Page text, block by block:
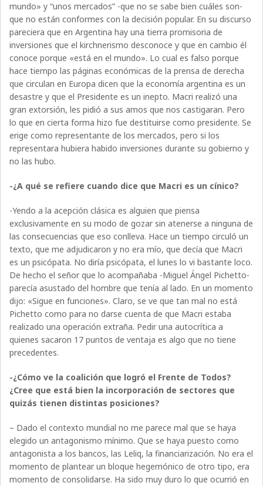
mundo» y “unos mercados” -que no se sabe bien cuáles son-
que no están conformes con la decisión popular. En su discurso
pareciera que en Argentina hay una tierra promisoria de
inversiones que el kirchnerismo desconoce y que en cambio él
conoce porque «está en el mundo». Lo cual es falso porque
hace tiempo las páginas económicas de la prensa de derecha
que circulan en Europa dicen que la economía argentina es un
desastre y que el Presidente es un inepto. Macri realizó una
gran extorsión, les pidió a sus amos que nos castigaran. Pero
lo que en cierta forma hizo fue destituirse como presidente. Se
erige como representante de los mercados, pero si los
representara hubiera habido inversiones durante su gobierno y
no las hubo.
-¿A qué se refiere cuando dice que Macri es un cínico?
-Yendo a la acepción clásica es alguien que piensa
exclusivamente en su modo de gozar sin atenerse a ninguna de
las consecuencias que eso conlleva. Hace un tiempo circuló un
texto, que me adjudicaron y no era mío, que decía que Macri
es un psicópata. No diría psicópata, el lunes lo vi bastante loco.
De hecho el señor que lo acompañaba -Miguel Ángel Pichetto-
parecía asustado del hombre que tenía al lado. En un momento
dijo: «Sigue en funciones». Claro, se ve que tan mal no está
Pichetto como para no darse cuenta de que Macri estaba
realizado una operación extraña. Pedir una autocrítica a
quienes sacaron 17 puntos de ventaja es algo que no tiene
precedentes.
-¿Cómo ve la coalición que logró el Frente de Todos?
¿Cree que está bien la incorporación de sectores que
quizás tienen distintas posiciones?
– Dado el contexto mundial no me parece mal que se haya
elegido un antagonismo mínimo. Que se haya puesto como
antagonista a los bancos, las Leliq, la financiarización. No era el
momento de plantear un bloque hegemónico de otro tipo, era
momento de consolidarse. Ha sido muy duro lo que ocurrió en